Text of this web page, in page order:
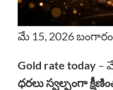
మే 15, 2026
Gold rate today –
ధరలు స్వల్పంగా